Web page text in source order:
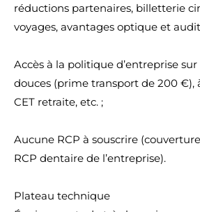
réductions partenaires, billetterie
voyages, avantages optique et
Accès à la politique d’entreprise
douces (prime transport de 200 €),
CET retraite, etc. ;
Aucune RCP à souscrire
RCP dentaire de l’entreprise).
Plateau technique